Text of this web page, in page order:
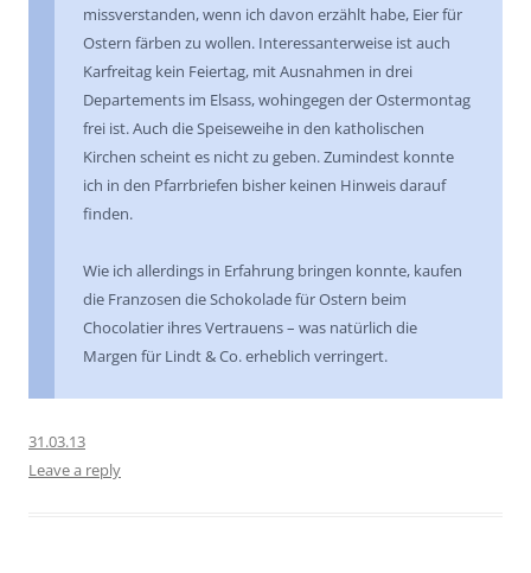
missverstanden, wenn ich davon erzählt habe, Eier für
Ostern färben zu wollen. Interessanterweise ist auch
Karfreitag kein Feiertag, mit Ausnahmen in drei
Departements im Elsass, wohingegen der Ostermontag
frei ist. Auch die Speiseweihe in den katholischen
Kirchen scheint es nicht zu geben. Zumindest konnte
ich in den Pfarrbriefen bisher keinen Hinweis darauf
finden.
Wie ich allerdings in Erfahrung bringen konnte, kaufen
die Franzosen die Schokolade für Ostern beim
Chocolatier ihres Vertrauens – was natürlich die
Margen für Lindt & Co. erheblich verringert.
31.03.13
Leave a reply